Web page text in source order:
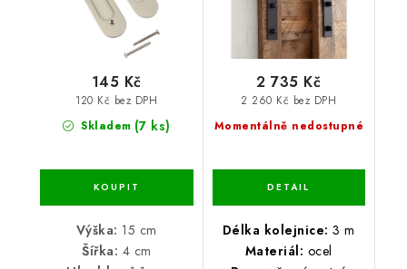
Skladem (7 ks)
120 Kč bez DPH
145 Kč
Výška: 15 cm
Šířka: 4 cm
Momentálně nedostupné
2 260 Kč bez DPH
2 735 Kč
Délka kolejnice: 3 m
Materiál: ocel